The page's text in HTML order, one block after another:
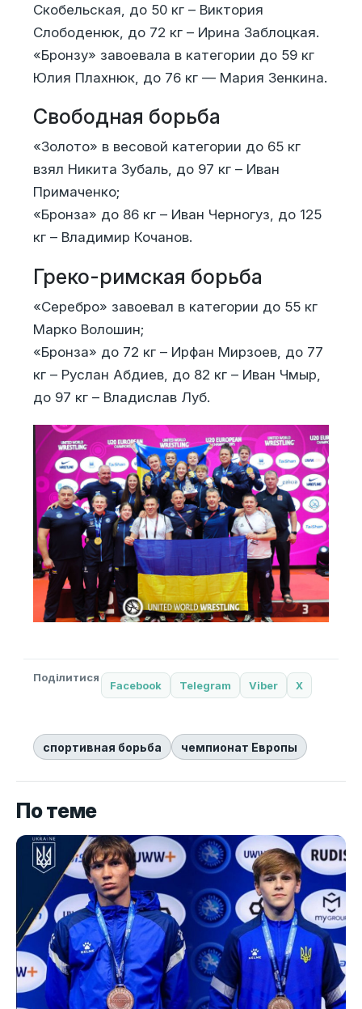
Скобельская, до 50 кг – Виктория
Слободенюк, до 72 кг – Ирина Заблоцкая.
«Бронзу» завоевала в категории до 59 кг
Юлия Плахнюк, до 76 кг — Мария Зенкина.
Свободная борьба
«Золото» в весовой категории до 65 кг
взял Никита Зубаль, до 97 кг – Иван
Примаченко;
«Бронза» до 86 кг – Иван Черногуз, до 125
кг – Владимир Кочанов.
Греко-римская борьба
«Серебро» завоевал в категории до 55 кг
Марко Волошин;
«Бронза» до 72 кг – Ирфан Мирзоев, до 77
кг – Руслан Абдиев, до 82 кг – Иван Чмыр,
до 97 кг – Владислав Луб.
Поділитися
Facebook Telegram Viber X
спортивная борьба чемпионат Европы
По теме